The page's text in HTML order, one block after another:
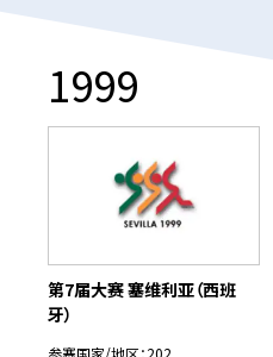
1999
第7届大赛 塞维利亚（西班
牙）
参赛国家/地区：202